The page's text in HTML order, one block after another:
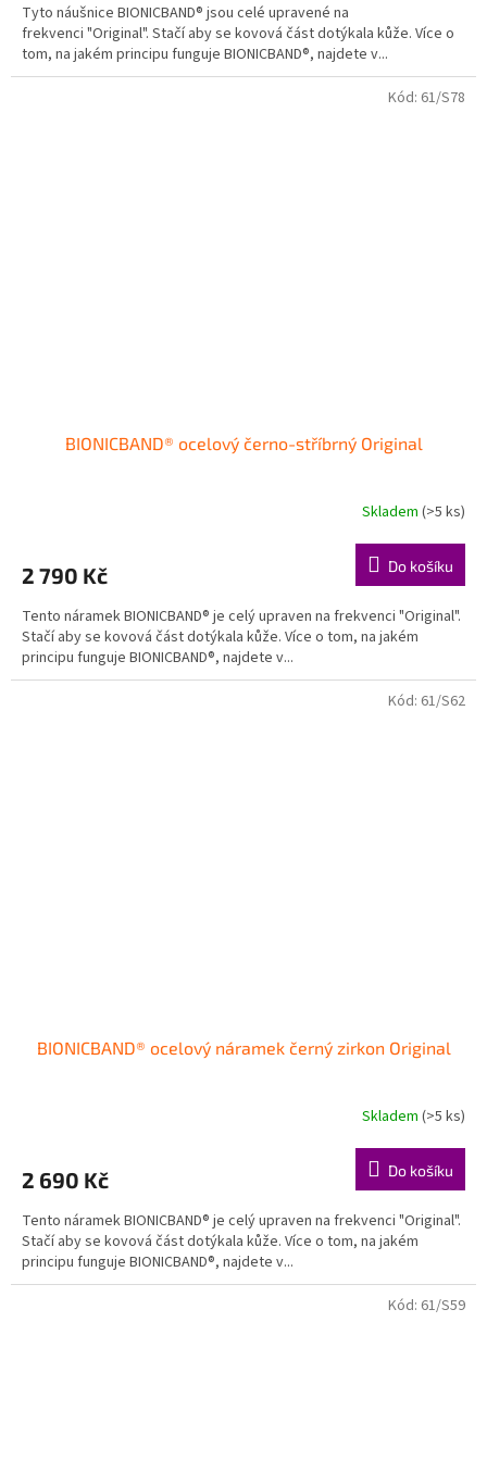
z
5
hvězdiček.
Tyto náušnice BIONICBAND® jsou celé upravené na
frekvenci "Original". Stačí aby se kovová část dotýkala kůže. Více o
tom, na jakém principu funguje BIONICBAND®, najdete v...
BIONICBAND® ocelový černo-stříbrný Original
Skladem (>5 ks)
2 790 Kč Do košíku
Tento náramek BIONICBAND® je celý upraven na frekvenci "Original".
Stačí aby se kovová část dotýkala kůže. Více o tom, na jakém
principu funguje BIONICBAND®, najdete v...
Kód: 61/S78
BIONICBAND® ocelový náramek černý zirkon Original
Skladem (>5 ks)
2 690 Kč Do košíku
Tento náramek BIONICBAND® je celý upraven na frekvenci "Original".
Stačí aby se kovová část dotýkala kůže. Více o tom, na jakém
principu funguje BIONICBAND®, najdete v...
Kód: 61/S62
Kód: 61/S59